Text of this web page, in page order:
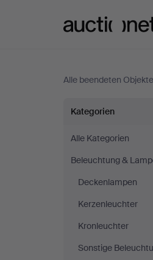
Alle beendeten Objekte
bei
Engelholm
Kategorien
Alle Kategorien
Beleuchtung &
Deckenlampen
Kerzenleuchter
Kronleuchter
Sonstige